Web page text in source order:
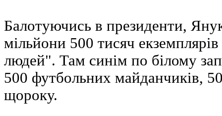
Балотуючись в президенти,
мільйони 500 тисяч
людей". Там синім по білому
500 футбольних майданчиків,
щороку.